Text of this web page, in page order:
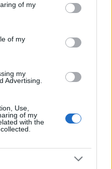
behaviour. You may click to
and its third-party tags to
purposes in below Google
of my
of my
my
Advertising.
Use,
of my
with the